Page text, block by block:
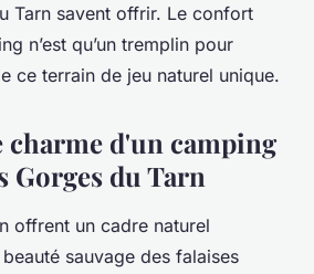
Tarn savent offrir. Le confort
n’est qu’un tremplin pour
ce terrain de jeu naturel unique.
charme d'un camping
Gorges du Tarn
offrent un cadre naturel
sauvage des falaises